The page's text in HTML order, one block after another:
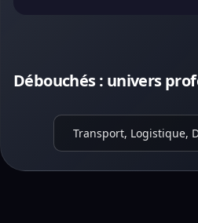
Débouchés : univers
Transport, Logistique,